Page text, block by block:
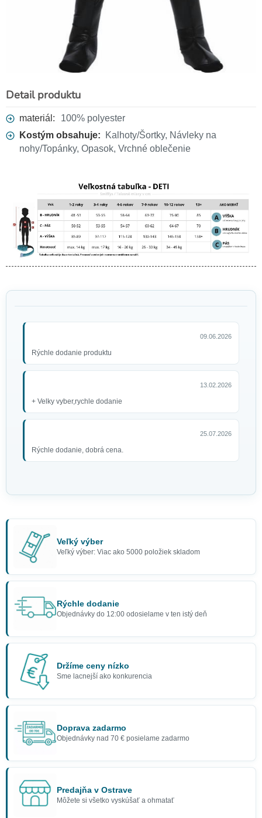
ďalekohľad, kompas, záslepka)
Detail produktu
materiál:
100% polyester
Kostým obsahuje:
Kalhoty/Šortky, Návleky na
nohy/Topánky, Opasok, Vrchné oblečenie
09.06.2026
Rýchle dodanie produktu
13.02.2026
+ Velky vyber,rychle dodanie
25.07.2026
Rýchle dodanie, dobrá cena.
Veľký výber
Veľký výber: Viac ako 5000 položiek skladom
Rýchle dodanie
Objednávky do 12:00 odosielame v ten istý deň
Držíme ceny nízko
Sme lacnejší ako konkurencia
Doprava zadarmo
Objednávky nad 70 € posielame zadarmo
Predajňa v Ostrave
Môžete si všetko vyskúšať a ohmatať